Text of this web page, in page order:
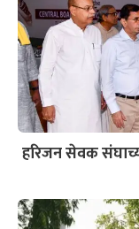
हरिजन सेवक